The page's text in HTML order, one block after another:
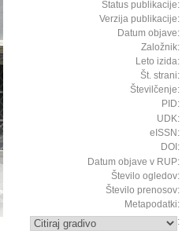
Status publikacije:
Verzija publikacije:
Datum objave:
Založnik:
Leto izida:
Št. strani:
Številčenje:
PID:
UDK:
eISSN:
DOI:
Datum objave v RUP:
Število ogledov:
Število prenosov:
Metapodatki:
: